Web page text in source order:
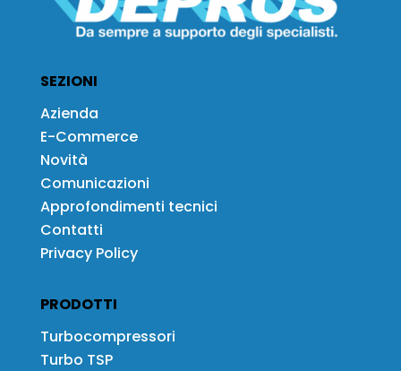
SEZIONI
Azienda
E-Commerce
Novità
Comunicazioni
Approfondimenti tecnici
Contatti
Privacy Policy
PRODOTTI
Turbocompressori
Turbo TSP